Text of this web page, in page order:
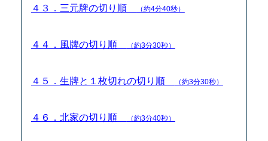
４３．三元牌の切り順 （約4分40秒）
４４．風牌の切り順 （約3分30秒）
４５．生牌と１枚切れの切り順 （約3分30秒）
４６．北家の切り順 （約3分40秒）